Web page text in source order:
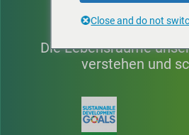
Die Lebensräume
verstehen und
Close and do not